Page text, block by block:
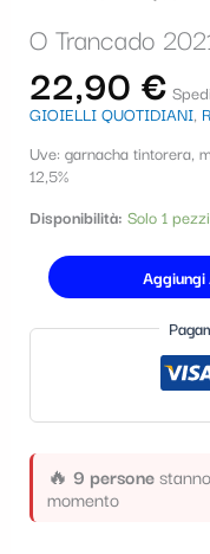
O Trancado
22,90 €
GIOIELLI QUOTIDIANI,
Uve: garnacha tintorera,
12,5%
Disponibilità: Solo 1
quantità
Aggiungi
🔥 9 persone
momento
o
n
a
u
n
o
r